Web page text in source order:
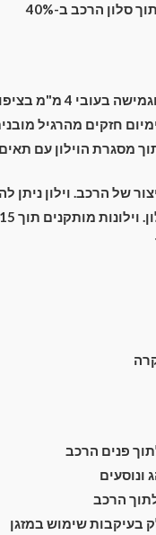
הרכב ב-40%
גומי שחור איכותי
חזקים מהרגיל
מסגרת הוילון עם
של הרכב. וילון
פנים הרכב
הרכב
בעיקבות שימוש במזגן